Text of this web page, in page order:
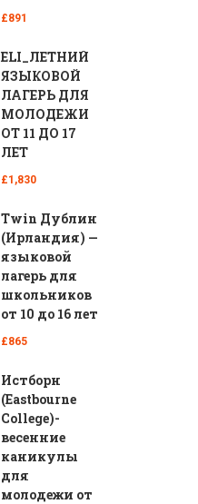
£891
ELI_ЛЕТНИЙ
ЯЗЫКОВОЙ
ЛАГЕРЬ ДЛЯ
МОЛОДЕЖИ
ОТ 11 ДО 17
ЛЕТ
£1,830
Twin Дублин
(Ирландия) —
языковой
лагерь для
школьников
от 10 до 16 лет
£865
Истборн
(Eastbourne
College)-
весенние
каникулы
для
молодежи от